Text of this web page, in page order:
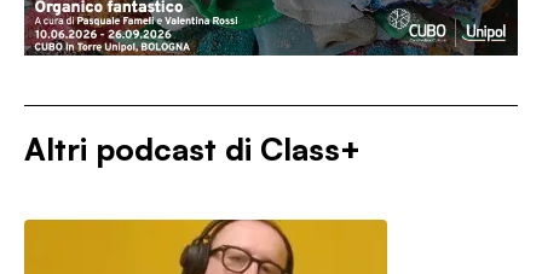
Altri podcast di Class+